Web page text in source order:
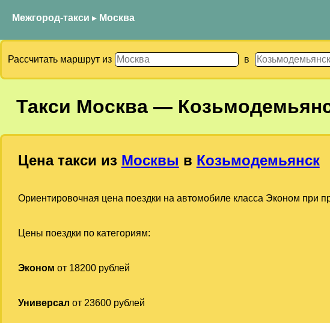
Межгород-такси ▸ Москва
Рассчитать маршрут из в
Такси Москва—
Цена такси из Москвы в Козьмодемьянск
Ориентировочная цена поездки на автомобиле класса Эконом при
Цены поездки по категориям:
Эконом от 18200 рублей
Универсал от 23600 рублей